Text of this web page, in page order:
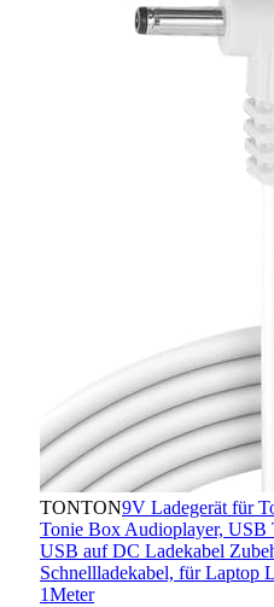
TONTON9V Ladegerät für
Tonie Box Audioplayer,
USB auf DC Ladekabel
Schnellladekabel, für Laptop
1Meter